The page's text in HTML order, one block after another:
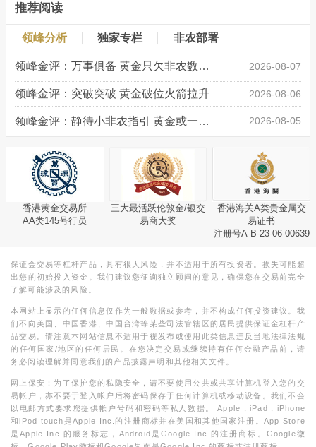
推荐阅读
领峰分析 独家专栏 非农部署
领峰金评：万事俱备 黄金只欠非农数据“东风” 2026-08-07
领峰金评：突破突破 黄金破位火箭拉升 2026-08-06
领峰金评：静待小非农指引 黄金或一击破局 2026-08-05
香港黄金交易所
AA类145号行员
三大最活跃伦敦金/银交
易商大奖
香港海关A类贵金属交
易证书
注册号A-B-23-06-00639
保证金交易等杠杆产品，具有很大风险，并不适用于所有投资者。损失可能超
出您的初始投入资金。我们建议您征询独立顾问的意见，确保您在交易前完全
了解可能涉及的风险。
本网站上显示的任何信息仅作为一般数据或参考，并不构成任何投资建议。我
们不向美国、中国香港、中国台湾等某些司法管辖区的居民提供保证金杠杆产
品交易。请注意本网站信息不适用于视发布或使用此类信息违反当地法律法规
的任何国家/地区的任何居民。在您决定交易或继续持有任何金融产品前，请
务必阅读理解并同意我们的产品披露声明和其他相关文件。
网上保安：为了保护您的私隐安全，请不要使用公共或共享计算机登入您的交
易帐户，亦不要于登入帐户后将密码保存于任何计算机或移动设备。我们不会
以电邮方式要求您提供帐户号码和密码等私人数据。 Apple，iPad，iPhone
和iPod touch是Apple Inc.的注册商标并在美国和其他国家注册。App Store
是Apple Inc.的服务标志，Android是Google Inc.的注册商标。Google徽